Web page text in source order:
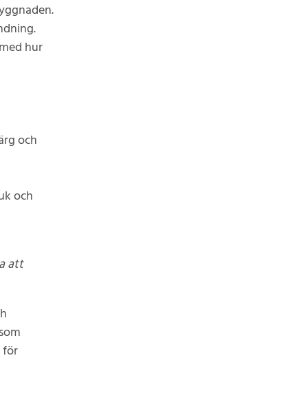
hur
och
och
att
för